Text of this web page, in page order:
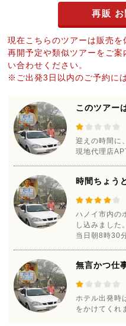
再販 お
現在こちらのツアーは販売を
再開予定や類似ツアーをご
い合わせください。
※ご出発3日以内のご予約に
このツアー
迎えの時間に
現地代理店
時間ちょう
ハノイ市内の
し込みました。
当日朝8時30
無言かつ仕
ホテル出発時
をかけてくれ